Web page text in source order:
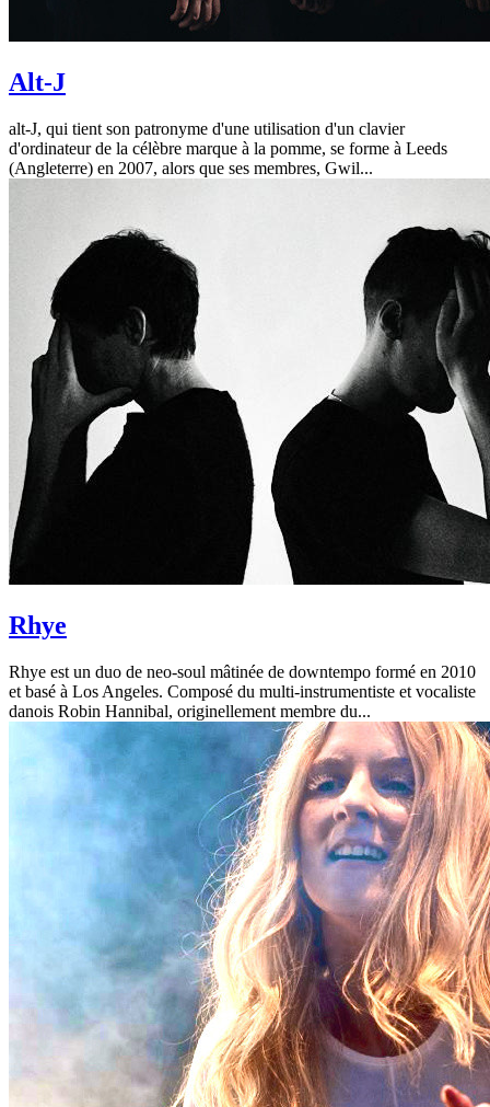
Alt-J
alt-J, qui tient son patronyme d'une utilisation d'un clavier
d'ordinateur de la célèbre marque à la pomme, se forme à Leeds
(Angleterre) en 2007, alors que ses membres, Gwil...
Rhye
Rhye est un duo de neo-soul mâtinée de downtempo formé en 2010
et basé à Los Angeles. Composé du multi-instrumentiste et vocaliste
danois Robin Hannibal, originellement membre du...